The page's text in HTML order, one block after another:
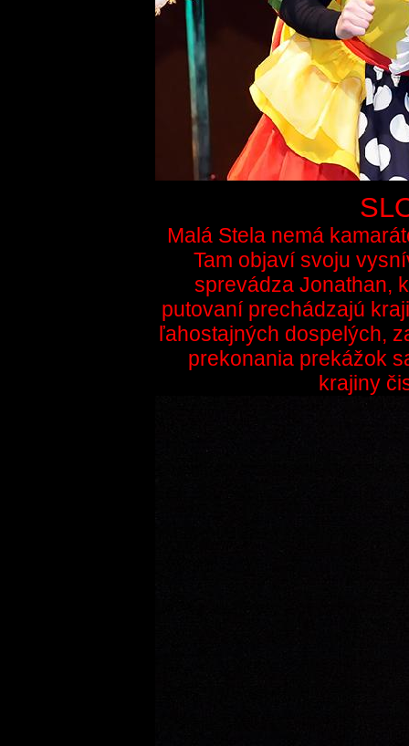
Malá Stela nemá
Tam objaví svoju
sprevádza Jonathan,
putovaní prechádzajú
ľahostajných dospelých,
prekonania prekážok
krajiny